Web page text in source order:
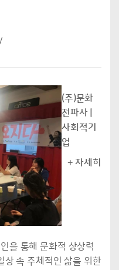
(주)문화
전파사 |
사회적기
업
+ 자세히
을 통해 문화적 상상력
상 속 주체적인 삶을 위한